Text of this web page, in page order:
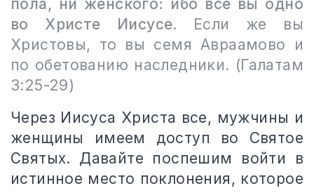
пола, ни женского: ибо все вы одно
во Христе Иисусе. Если же вы
Христовы, то вы семя Авраамово и
по обетованию наследники. (Галатам
3:25-29)
Через Иисуса Христа все, мужчины и
женщины имеем доступ во Святое
Святых. Давайте поспешим войти в
истинное место поклонения, которое